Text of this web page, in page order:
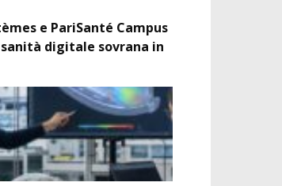
e PariSanté Campus
digitale sovrana in